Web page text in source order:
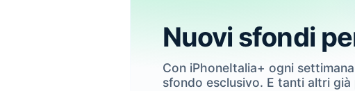
Nuovi sfondi
Con iPhoneItalia+ ogni
sfondo esclusivo. E tanti altri già